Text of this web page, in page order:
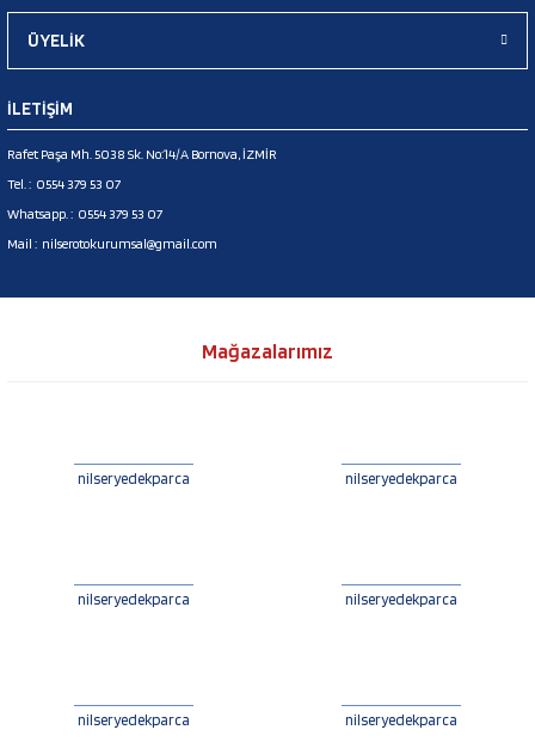
ÜYELİK
İLETİŞİM
Rafet Paşa Mh. 5038 Sk. No:14/A Bornova, İZMİR
Tel. : 0554 379 53 07
Whatsapp. : 0554 379 53 07
Mail : nilserotokurumsal@gmail.com
Mağazalarımız
nilseryedekparca nilseryedekparca
nilseryedekparca nilseryedekparca
nilseryedekparca nilseryedekparca